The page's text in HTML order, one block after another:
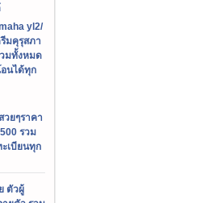
yl2/
มคุรุสภา
มทั้งหมด
นได้ทุก
วยๆราคา
รวม
เบียนทุก
ตัวผู้